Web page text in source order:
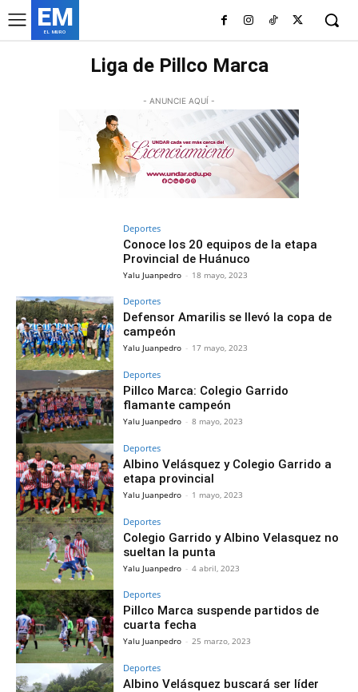
EM
EL MURO
Liga de Pillco Marca
- ANUNCIE AQUÍ -
Deportes
Conoce los 20 equipos de la etapa
Provincial de Huánuco
Yalu Juanpedro - 18 mayo, 2023
Deportes
Defensor Amarilis se llevó la copa de
campeón
Yalu Juanpedro - 17 mayo, 2023
Deportes
Pillco Marca: Colegio Garrido
flamante campeón
Yalu Juanpedro - 8 mayo, 2023
Deportes
Albino Velásquez y Colegio Garrido a
etapa provincial
Yalu Juanpedro - 1 mayo, 2023
Deportes
Colegio Garrido y Albino Velasquez no
sueltan la punta
Yalu Juanpedro - 4 abril, 2023
Deportes
Pillco Marca suspende partidos de
cuarta fecha
Yalu Juanpedro - 25 marzo, 2023
Deportes
Albino Velásquez buscará ser líder